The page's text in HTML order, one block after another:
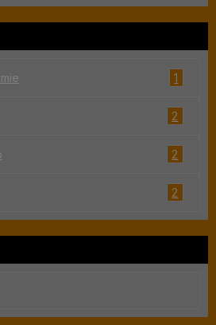
1
2
2
2